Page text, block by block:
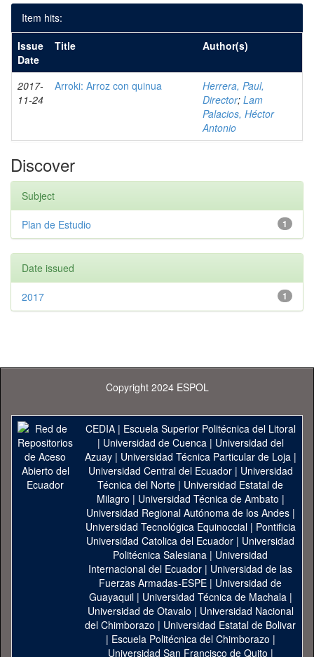
Item hits:
Issue
Date
Title Author(s)
2017-
11-24
Arroki: Arroz con quinua
Herrera, Paul,
Director; Lam
Palacios, Héctor
Antonio
Discover
Subject
1
Plan de Estudio
Date issued
1
2017
Copyright 2024 ESPOL
CEDIA| Escuela Superior Politécnica del Litoral
| Universidad de Cuenca| Universidad del
Azuay| Universidad Técnica Particular de Loja|
Universidad Central del Ecuador| Universidad
Técnica del Norte | Universidad Estatal de
Milagro | Universidad Técnica de Ambato |
Universidad Regional Autónoma de los Andes|
Universidad Tecnológica Equinoccial| Pontificia
Universidad Catolica del Ecuador | Universidad
Politécnica Salesiana | Universidad
Internacional del Ecuador | Universidad de las
Fuerzas Armadas-ESPE | Universidad de
Guayaquil| Universidad Técnica de Machala|
Universidad de Otavalo | Universidad Nacional
del Chimborazo | Universidad Estatal de Bolivar
| Escuela Politécnica del Chimborazo |
Universidad San Francisco de Quito |